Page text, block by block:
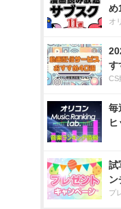
め
オ
す
CS
毎
ヒ
試
ン
プ